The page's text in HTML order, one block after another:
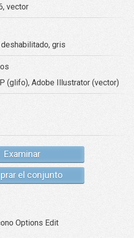
vector
gris
(glifo), Adobe Illustrator (vector)
Examinar
el conjunto